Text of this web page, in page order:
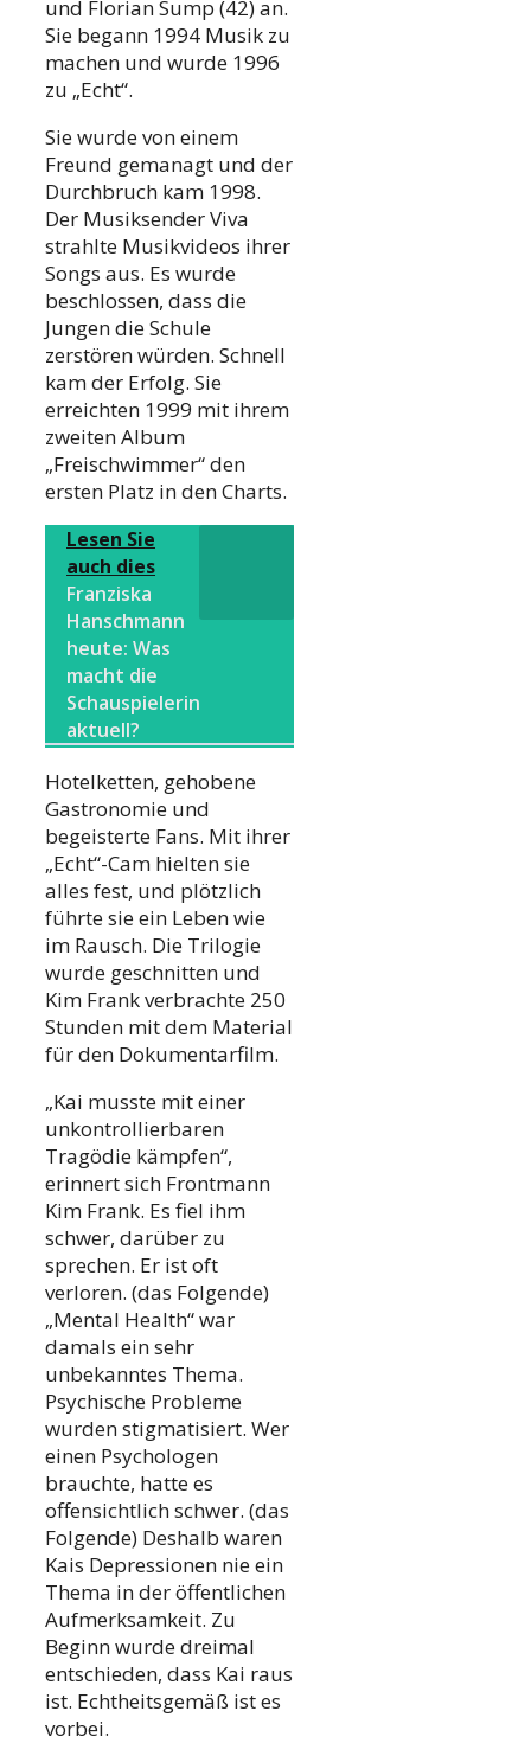
und Florian Sump (42) an.
Sie begann 1994 Musik zu
machen und wurde 1996
zu „Echt“.
Sie wurde von einem
Freund gemanagt und der
Durchbruch kam 1998.
Der Musiksender Viva
strahlte Musikvideos ihrer
Songs aus. Es wurde
beschlossen, dass die
Jungen die Schule
zerstören würden. Schnell
kam der Erfolg. Sie
erreichten 1999 mit ihrem
zweiten Album
„Freischwimmer“ den
ersten Platz in den Charts.
Lesen Sie
auch dies
Franziska
Hanschmann
heute: Was
macht die
Schauspielerin
aktuell?
Hotelketten, gehobene
Gastronomie und
begeisterte Fans. Mit ihrer
„Echt“-Cam hielten sie
alles fest, und plötzlich
führte sie ein Leben wie
im Rausch. Die Trilogie
wurde geschnitten und
Kim Frank verbrachte 250
Stunden mit dem Material
für den Dokumentarfilm.
„Kai musste mit einer
unkontrollierbaren
Tragödie kämpfen“,
erinnert sich Frontmann
Kim Frank. Es fiel ihm
schwer, darüber zu
sprechen. Er ist oft
verloren. (das Folgende)
„Mental Health“ war
damals ein sehr
unbekanntes Thema.
Psychische Probleme
wurden stigmatisiert. Wer
einen Psychologen
brauchte, hatte es
offensichtlich schwer. (das
Folgende) Deshalb waren
Kais Depressionen nie ein
Thema in der öffentlichen
Aufmerksamkeit. Zu
Beginn wurde dreimal
entschieden, dass Kai raus
ist. Echtheitsgemäß ist es
vorbei.